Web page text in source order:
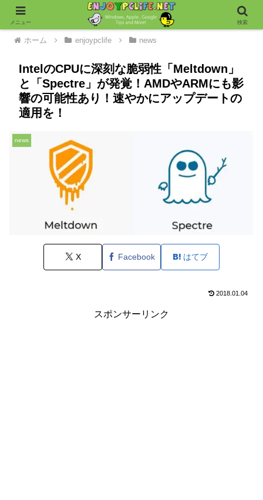
ホーム enjoypclife news
IntelのCPUに深刻な脆弱性「Meltdown」
と「Spectre」が発覚！AMDやARMにも影
響の可能性あり！速やかにアップデートの
適用を！
news
X Facebook はてブ
2018.01.04
スポンサーリンク
メニュー 検索